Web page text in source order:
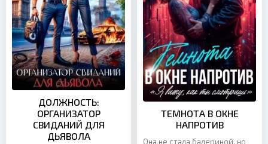
ДОЛЖНОСТЬ:
ОРГАНИЗАТОР
СВИДАНИЙ ДЛЯ
ДЬЯВОЛА
ТЕМНОТА В ОКНЕ
НАПРОТИВ
Она не стала балериной, но